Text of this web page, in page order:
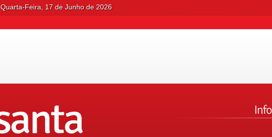
Quarta-Feira, 17 de Junho de 2026